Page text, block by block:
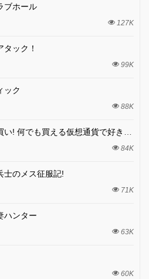
ブホール
127K
タック！
99K
ック
88K
84K
士のメス征服記!
71K
ハンター
63K
60K